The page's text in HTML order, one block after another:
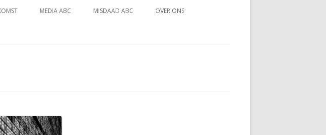
MEDIA ABC MISDAAD ABC OVER ONS